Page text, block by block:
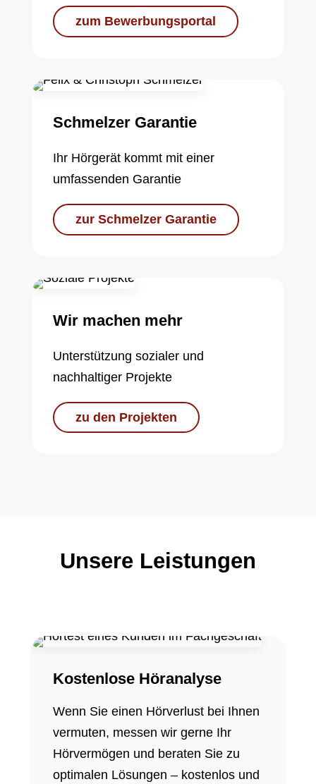
zum Bewerbungsportal
Schmelzer Garantie
Ihr Hörgerät kommt mit einer
umfassenden Garantie
zur Schmelzer Garantie
Wir machen mehr
Unterstützung sozialer und
nachhaltiger Projekte
zu den Projekten
Unsere Leistungen
Kostenlose Höranalyse
Wenn Sie einen Hörverlust bei Ihnen
vermuten, messen wir gerne Ihr
Hörvermögen und beraten Sie zu
optimalen Lösungen – kostenlos und